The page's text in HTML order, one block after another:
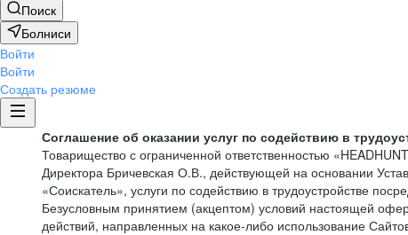
Поиск
Болниси
Войти
Войти
Создать резюме
Соглашение об оказании услуг по содействию в
Товарищество с ограниченной ответственностью
Директора Бричевская О.В., действующей на основании
«Соискатель», услуги по содействию в трудоустройстве
Безусловным принятием (акцептом) условий настоящей
действий, направленных на какое-либо использование